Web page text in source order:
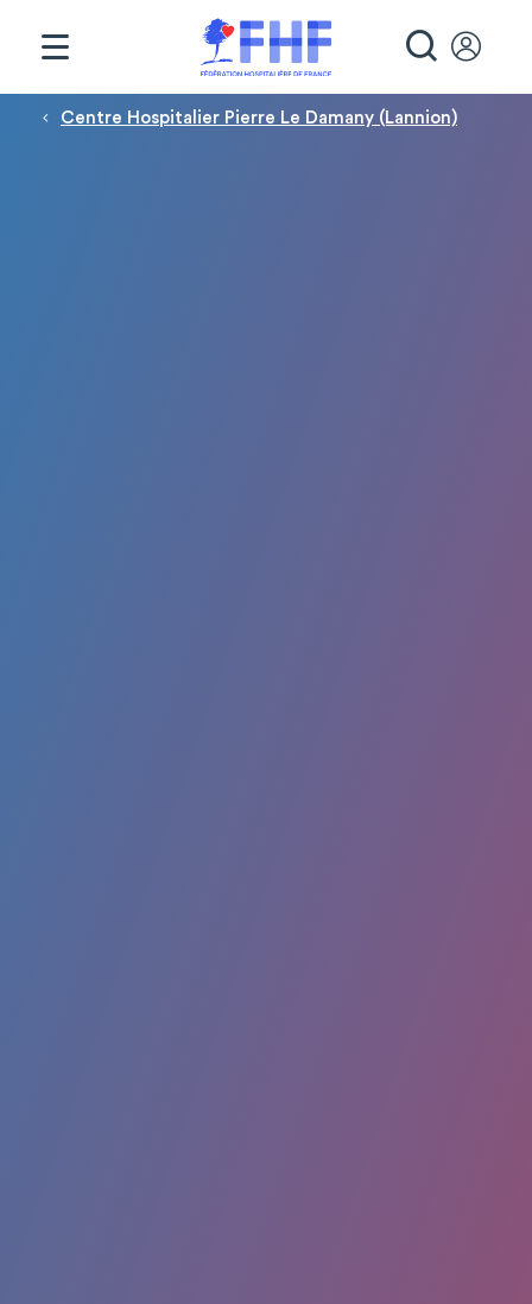
Fil d'Ariane
Centre Hospitalier Pierre Le Damany (Lannion)
Panneau de gestion des cookies